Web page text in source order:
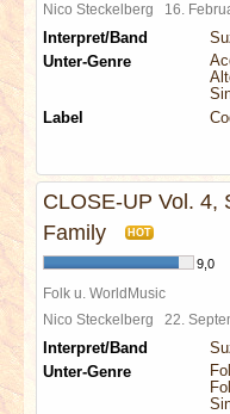
LINKS
ARCHIV
Nico Steckelberg 16.
Interpret/Band
Unter-Genre
Label
CLOSE-UP Vol. 4,
Family
HOT
9,0
Folk u. WorldMusic
Nico Steckelberg 22.
Interpret/Band
Unter-Genre